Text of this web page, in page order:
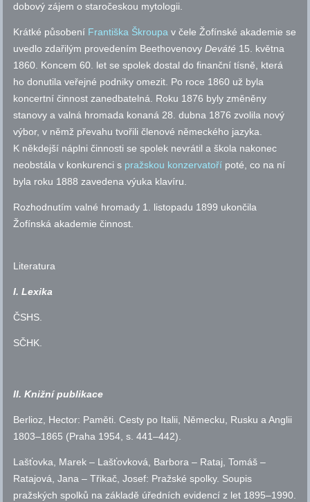
dobový zájem o staročeskou mytologii.
Krátké působení Františka Škroupa v čele Žofínské akademie se
uvedlo zdařilým provedením BeethovenovyDeváté 15. května
1860. Koncem 60. let se spolek dostal do finanční tísně, která
ho donutila veřejné podniky omezit. Po roce 1860 už byla
koncertní činnost zanedbatelná. Roku 1876 byly změněny
stanovy a valná hromada konaná 28. dubna 1876 zvolila nový
výbor, v němž převahu tvořili členové německého jazyka.
K někdejší náplni činnosti se spolek nevrátil a škola nakonec
neobstála v konkurenci s pražskou konzervatoří poté, co na ní
byla roku 1888 zavedena výuka klavíru.
Rozhodnutím valné hromady 1. listopadu 1899 ukončila
Žofínská akademie činnost.
Literatura
I. Lexika
ČSHS.
SČHK.
II. Knižní publikace
Berlioz, Hector: Paměti. Cesty po Italii, Německu, Rusku a Anglii
1803–1865 (Praha 1954, s. 441–442).
Lašťovka, Marek – Lašťovková, Barbora – Rataj, Tomáš –
Ratajová, Jana – Třikač, Josef: Pražské spolky. Soupis
pražských spolků na základě úředních evidencí z let 1895–1990.